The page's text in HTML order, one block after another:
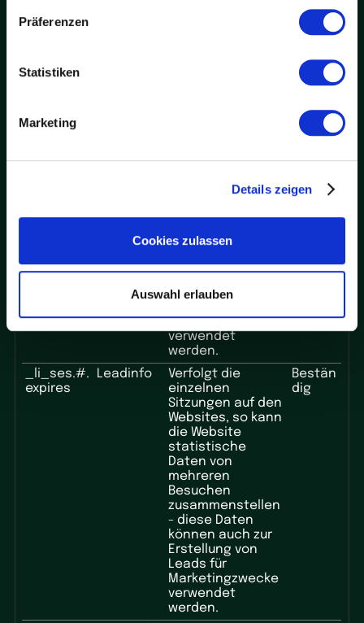
Präferenzen
Statistiken
Marketing
Details zeigen
Cookies zulassen
Auswahl erlauben
_li_id.#.e
xpires
Websites, so kann
statistische
mehreren
Besuchen
zusammenstellen
- diese Daten
Erstellung von
Marketingzwecke
verwendet
werden.
Bestän
dig
_li_ses.#.
expires
Leadinfo
Verfolgt die
einzelnen
Sitzungen auf den
Websites, so kann
die Website
statistische
Daten von
mehreren
Besuchen
zusammenstellen
- diese Daten
können auch zur
Erstellung von
Leads für
Marketingzwecke
verwendet
werden.
Bestän
dig